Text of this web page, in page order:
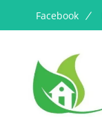
Facebook